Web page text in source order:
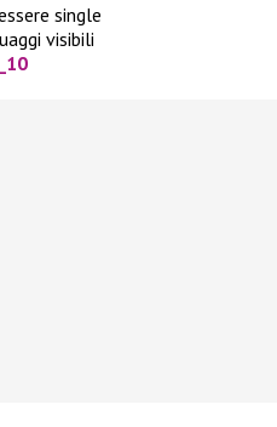
single
visibili